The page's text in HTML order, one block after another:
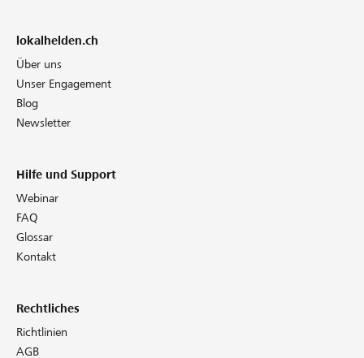
lokalhelden.ch
Über uns
Unser Engagement
Blog
Newsletter
Hilfe und Support
Webinar
FAQ
Glossar
Kontakt
Rechtliches
Richtlinien
AGB